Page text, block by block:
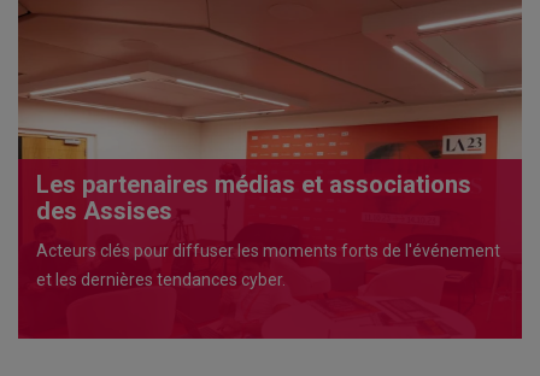
Les partenaires médias et associations
des Assises
Acteurs clés pour diffuser les moments forts de l'événement
et les dernières tendances cyber.